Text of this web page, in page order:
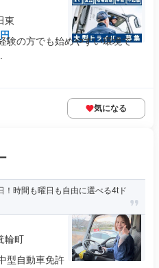
東
験の方でも始めやすい環境で
気になる
！時間も曜日も自由に選べる4tド
輪町
型自動車免許